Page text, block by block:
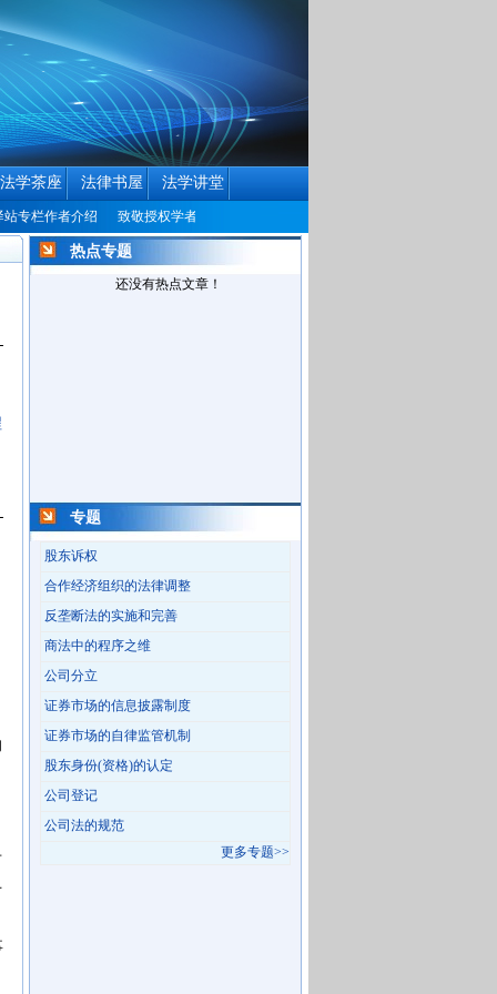
法学茶座 法律书屋 法学讲堂
作者介绍 致敬授权学者 中国民商法律网历届编辑联系方式征集公告
热点专题
还没有热点文章！
专题
股东诉权
合作经济组织的法律调整
反垄断法的实施和完善
商法中的程序之维
公司分立
证券市场的信息披露制度
证券市场的自律监管机制
股东身份(资格)的认定
公司登记
公司法的规范
更多专题>>